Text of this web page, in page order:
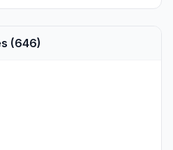
(646)